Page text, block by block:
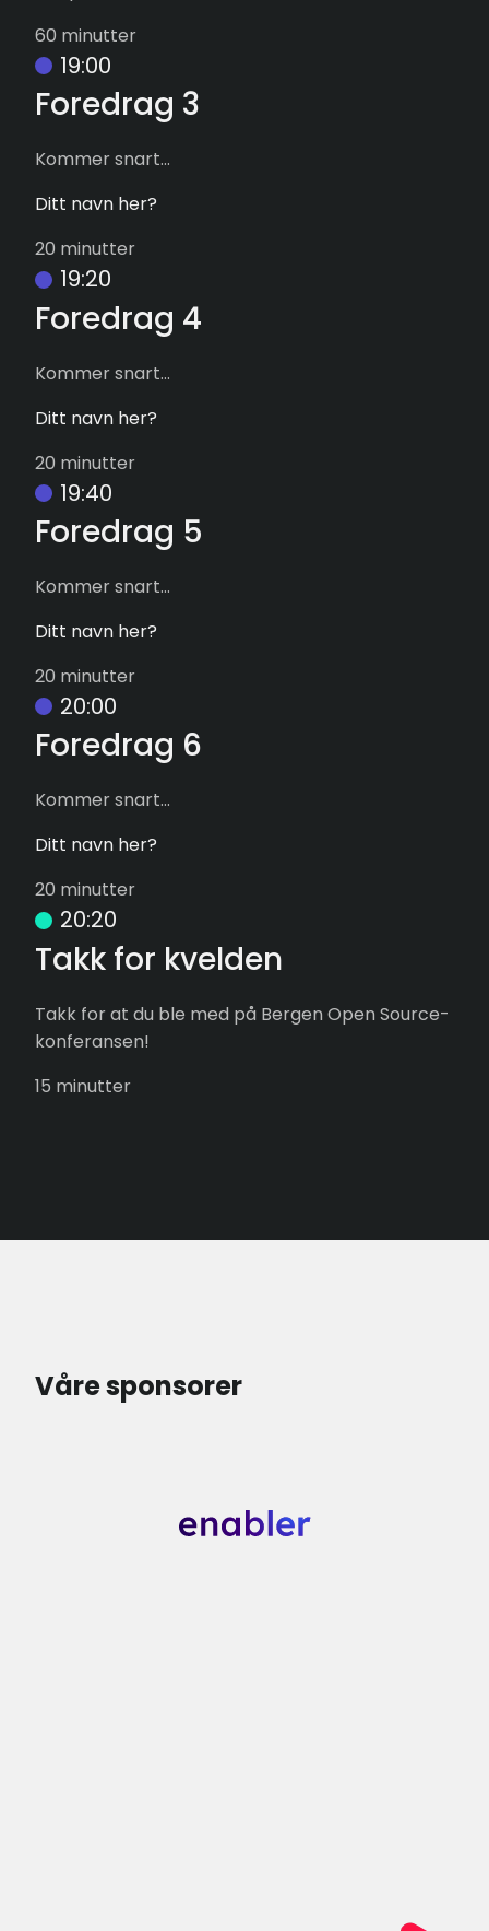
60 minutter
19:00
Foredrag 3
Kommer snart...
Ditt navn her?
20 minutter
19:20
Foredrag 4
Kommer snart...
Ditt navn her?
20 minutter
19:40
Foredrag 5
Kommer snart...
Ditt navn her?
20 minutter
20:00
Foredrag 6
Kommer snart...
Ditt navn her?
20 minutter
20:20
Takk for kvelden
Takk for at du ble med på Bergen Open Source-
konferansen!
15 minutter
Våre sponsorer